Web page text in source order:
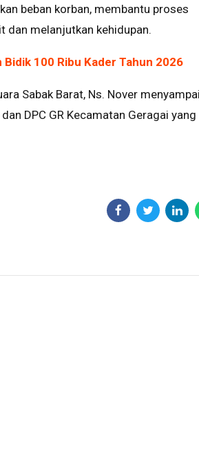
beban korban, membantu proses
dan melanjutkan kehidupan.
100 Ribu Kader Tahun 2026
Sabak Barat, Ns. Nover
DPC GR Kecamatan Geragai yang